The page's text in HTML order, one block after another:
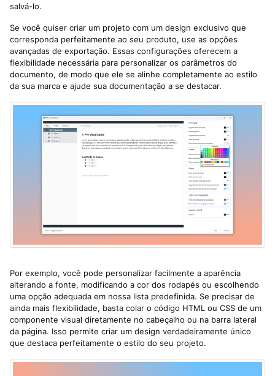
salvá-lo.
Se você quiser criar um projeto com um design exclusivo que
corresponda perfeitamente ao seu produto, use as opções
avançadas de exportação. Essas configurações oferecem a
flexibilidade necessária para personalizar os parâmetros do
documento, de modo que ele se alinhe completamente ao estilo
da sua marca e ajude sua documentação a se destacar.
Por exemplo, você pode personalizar facilmente a aparência
alterando a fonte, modificando a cor dos rodapés ou escolhendo
uma opção adequada em nossa lista predefinida. Se precisar de
ainda mais flexibilidade, basta colar o código HTML ou CSS de um
componente visual diretamente no cabeçalho ou na barra lateral
da página. Isso permite criar um design verdadeiramente único
que destaca perfeitamente o estilo do seu projeto.